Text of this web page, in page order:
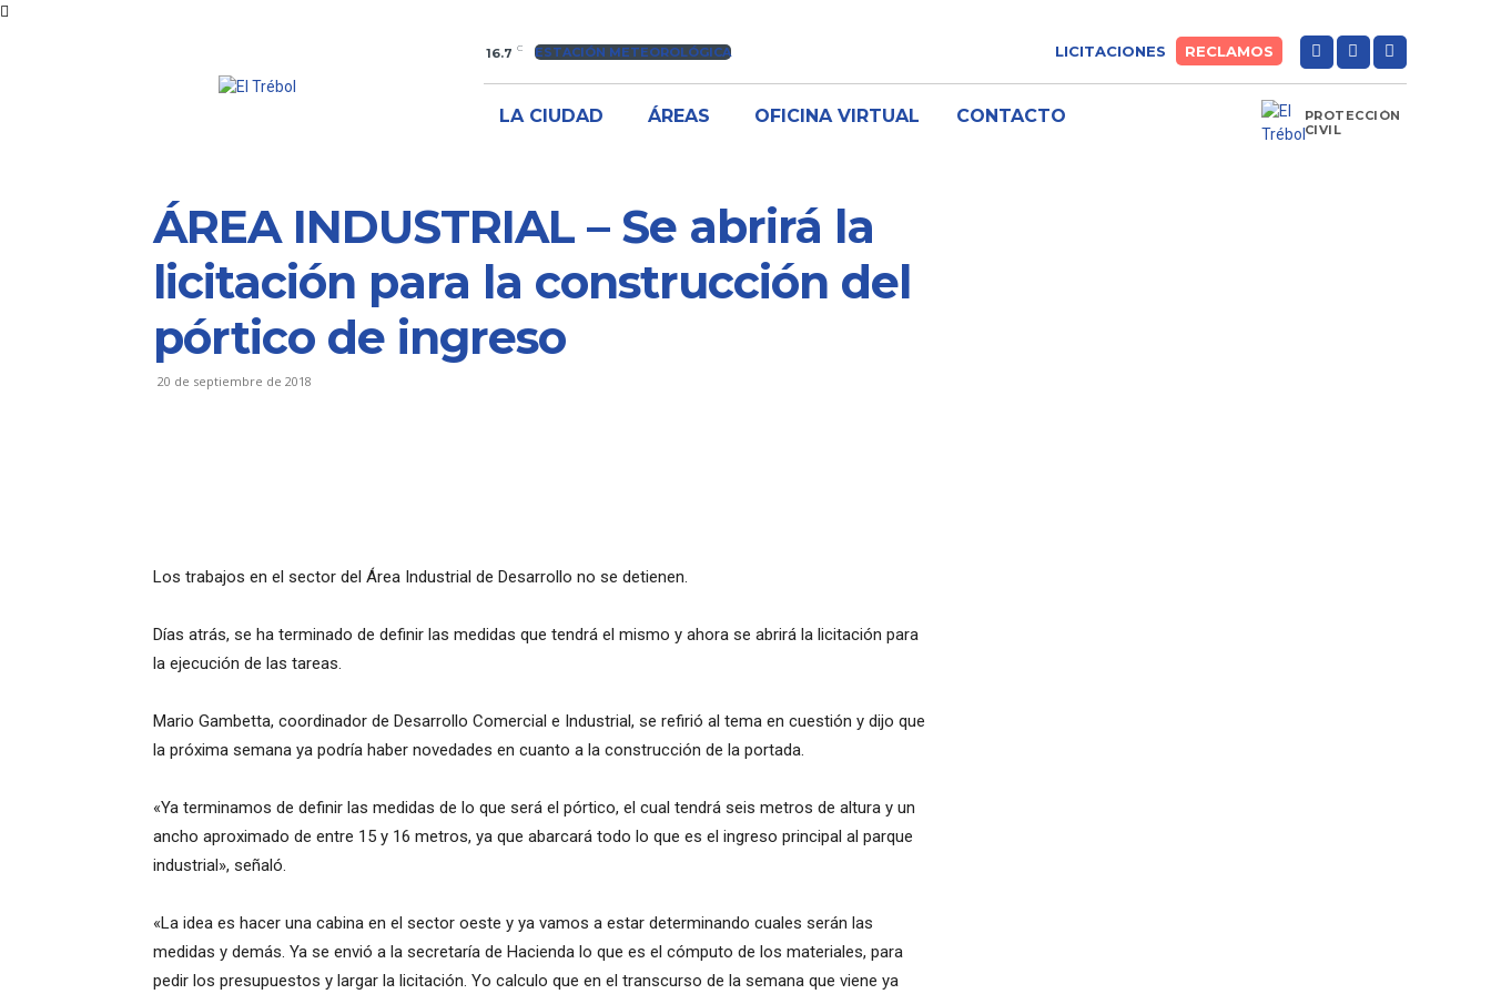
16.7 C ESTACIÓN METEOROLÓGICA LICITACIONES RECLAMOS
LA CIUDAD ÁREAS OFICINA VIRTUAL CONTACTO
PROTECCIÓN
CIVIL
ÁREA INDUSTRIAL – Se abrirá la
licitación para la construcción del
pórtico de ingreso
20 de septiembre de 2018
Los trabajos en el sector del Área Industrial de Desarrollo no se detienen.
Días atrás, se ha terminado de definir las medidas que tendrá el mismo y ahora se abrirá la licitación para
la ejecución de las tareas.
Mario Gambetta, coordinador de Desarrollo Comercial e Industrial, se refirió al tema en cuestión y dijo que
la próxima semana ya podría haber novedades en cuanto a la construcción de la portada.
«Ya terminamos de definir las medidas de lo que será el pórtico, el cual tendrá seis metros de altura y un
ancho aproximado de entre 15 y 16 metros, ya que abarcará todo lo que es el ingreso principal al parque
industrial», señaló.
«La idea es hacer una cabina en el sector oeste y ya vamos a estar determinando cuales serán las
medidas y demás. Ya se envió a la secretaría de Hacienda lo que es el cómputo de los materiales, para
pedir los presupuestos y largar la licitación. Yo calculo que en el transcurso de la semana que viene ya